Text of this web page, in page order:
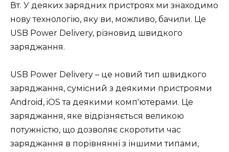
Вт. У деяких зарядних пристроях ми знаходимо
нову технологію, яку ви, можливо, бачили. Це
USB Power Delivery, різновид швидкого
заряджання.
USB Power Delivery – це новий тип швидкого
заряджання, сумісний з деякими пристроями
Android, iOS та деякими комп'ютерами. Це
заряджання, яке відрізняється великою
потужністю, що дозволяє скоротити час
заряджання в порівнянні з іншими типами,